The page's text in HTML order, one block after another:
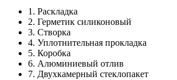
1. Раскладка
2. Герметик силиконовый
3. Створка
4. Уплотнительная прокладка
5. Коробка
6. Алюминиевый отлив
7. Двухкамерный стеклопакет